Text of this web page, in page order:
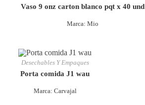
Marca: Mio
Vaso 9 onz carton blanco pqt x 40 und
Marca: Carvajal
Desechables Y Empaques
Porta comida J1 wau